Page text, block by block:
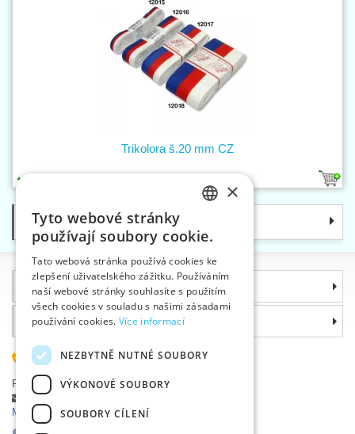
Trikolora š.20 mm CZ
Kategorie
Informace
Proč si zvolit právě nás
585 051 217
Plzeňská 868, 783 91 Uničov, Česká republika
Položit dotaz
Máte problémy s přihlášením ?
ENGLISH
GERMAN
×
Tyto webové stránky
používají soubory cookie.
Tato webová stránka používá cookies ke
zlepšení uživatelského zážitku. Používáním
naší webové stránky souhlasíte s použitím
všech cookies v souladu s našimi zásadami
používání cookies. Více informací
NEZBYTNĚ NUTNÉ SOUBORY
VÝKONOVÉ SOUBORY
SOUBORY CÍLENÍ